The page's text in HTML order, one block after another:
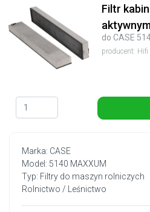
Marka: CASE
Model: 5140 MAXXUM
Typ: Filtry do maszyn rolniczych
Rolnictwo / Leśnictwo
Filtr
do CASE
producent: Hifi